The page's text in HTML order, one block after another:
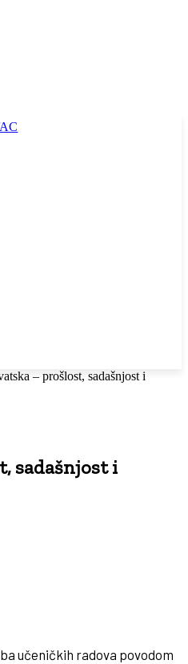
– prošlost, sadašnjost i
sadašnjost i
učeničkih radova povodom